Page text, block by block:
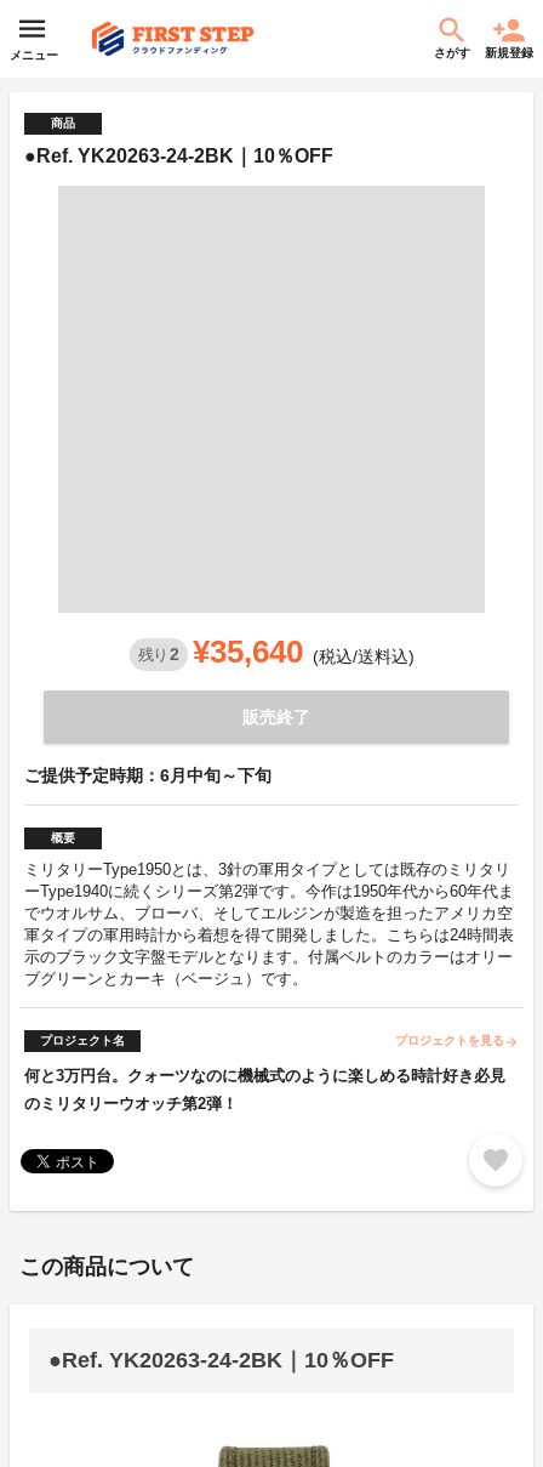
メニュー さがす 新規登録
商品
●Ref. YK20263-24-2BK｜10％OFF
残り 2 ¥35,640 (税込/送料込)
販売終了
ご提供予定時期：6月中旬～下旬
概要
ミリタリーType1950とは、3針の軍用タイプとしては既存のミリタリ
ーType1940に続くシリーズ第2弾です。今作は1950年代から60年代ま
でウオルサム、ブローバ、そしてエルジンが製造を担ったアメリカ空
軍タイプの軍用時計から着想を得て開発しました。こちらは24時間表
示のブラック文字盤モデルとなります。付属ベルトのカラーはオリー
ブグリーンとカーキ（ベージュ）です。
プロジェクト名 プロジェクトを見る arrow_forward
何と3万円台。クォーツなのに機械式のように楽しめる時計好き必見
のミリタリーウオッチ第2弾！
favorite
この商品について
●Ref. YK20263-24-2BK｜10％OFF